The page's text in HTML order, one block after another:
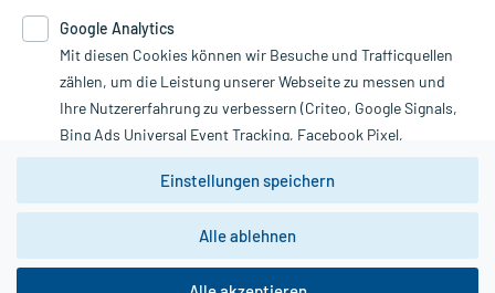
Therapien eingeleitet werden können. | Diese Webseite benutzt
Google Analytics. Lesen Sie bitte dazu die wichtigen Hinweise in
unserer Datenschutzerklärung. Für den Widerruf einer Bestellung
nutzen Sie das Formular:
Vertrag widerrufen
*Hinweise zu unseren Aktionen und Bewertungen
Google Analytics
Mit diesen Cookies können wir Besuche und Trafficquellen
zählen, um die Leistung unserer Webseite zu messen und
Ihre Nutzererfahrung zu verbessern (Criteo, Google Signals,
Bing Ads Universal Event Tracking, Facebook Pixel,
Youtube-Social Plugin).
Wir weisen darauf hin, dass die
zwingend den Europäischen Anforderungen gem. EU-
DSGVO genügen und ein Datentransfer in Drittstaaten bzw.
Einstellungen speichern
Alle ablehnen